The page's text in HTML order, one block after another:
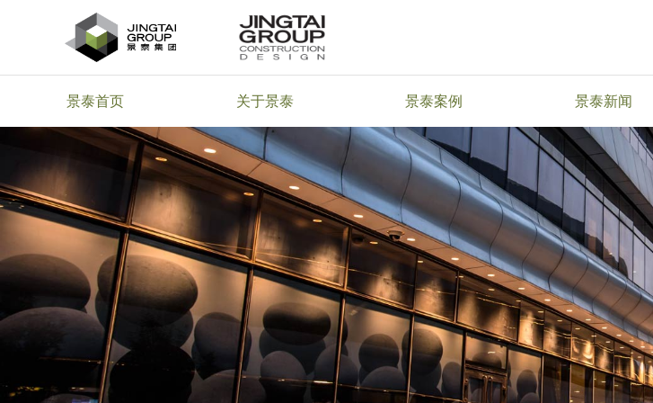
景泰首页 关于景泰 景泰案例 景泰新闻